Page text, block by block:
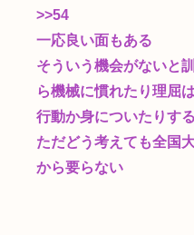
>>54
一応良い面もある
そういう機会がないと
ら機械に慣れたり理屈
行動か身についたりする
ただどう考えても全国
から要らない